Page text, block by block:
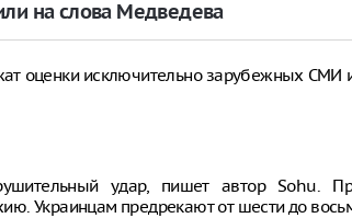
на слова Медведева
оценки исключительно зарубежных СМИ
удар, пишет автор Sohu.
Украинцам предрекают от шести до